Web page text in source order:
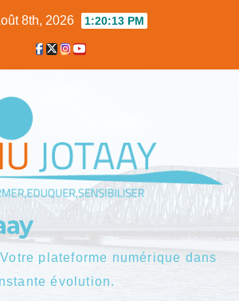
8th, 2026 1:20:14 PM
plateforme numérique dans
évolution.